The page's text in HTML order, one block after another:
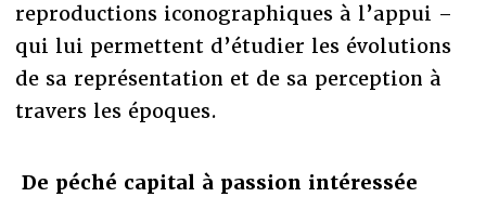
reproductions iconographiques à l’appui –
qui lui permettent d’étudier les évolutions
de sa représentation et de sa perception à
travers les époques.
De péché capital à passion intéressée